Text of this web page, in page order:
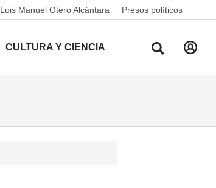
Luis Manuel Otero Alcántara Presos políticos
CULTURA Y CIENCIA